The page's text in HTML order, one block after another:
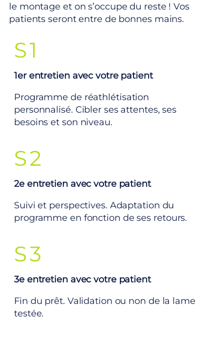
le montage et on s’occupe du reste ! Vos
patients seront entre de bonnes mains.
S1
1er entretien avec votre patient
Programme de réathlétisation
personnalisé. Cibler ses attentes, ses
besoins et son niveau.
S2
2e entretien avec votre patient
Suivi et perspectives. Adaptation du
programme en fonction de ses retours.
S3
3e entretien avec votre patient
Fin du prêt. Validation ou non de la lame
testée.